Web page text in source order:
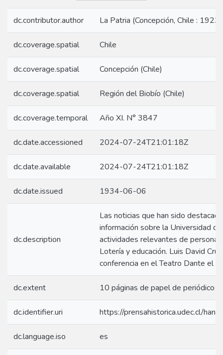
dc.contributor.author La Patria (Concepción, Chile : 1923)
dc.coverage.spatial Chile
dc.coverage.spatial Concepción (Chile)
dc.coverage.spatial Región del Biobío (Chile)
dc.coverage.temporal Año XI. N° 3847
dc.date.accessioned 2024-07-24T21:01:18Z
dc.date.available 2024-07-24T21:01:18Z
dc.date.issued 1934-06-06
dc.description
Las noticias que han sido
información sobre la Universidad
actividades relevantes de
Lotería y educación. Luis David
conferencia en el Teatro Dante el
dc.extent 10 páginas de papel de periódico
dc.identifier.uri https://prensahistorica.udec.cl/
dc.language.iso es